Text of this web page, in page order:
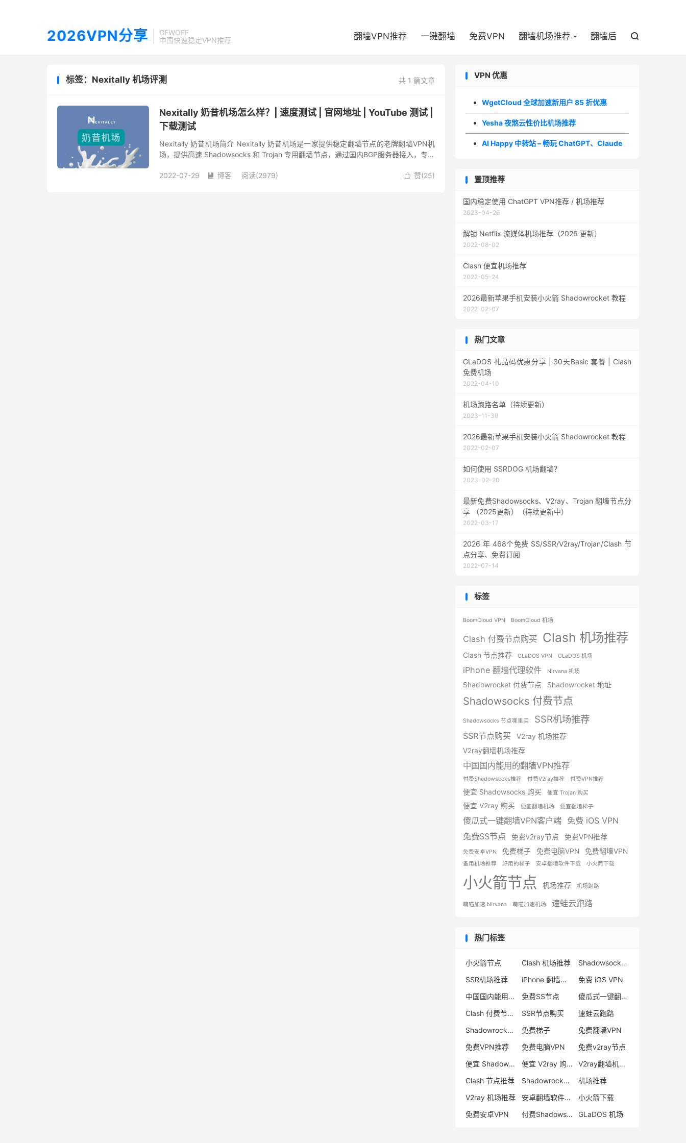
2026VPN分享
GFWOFF
中国快速稳定VPN推荐
翻墙VPN推荐 一键翻墙 免费VPN 翻墙机场推荐 翻墙后 
共 1 篇文章
标签：Nexitally 机场评测
Nexitally 奶昔机场怎么样？| 速度测试 | 官网地址 | YouTube 测试 |
下载测试
Nexitally 奶昔机场简介 Nexitally 奶昔机场是一家提供稳定翻墙节点的老牌翻墙VPN机
场，提供高速 Shadowsocks 和 Trojan 专用翻墙节点，通过国内BGP服务器接入，专线
 赞(25)
2022-07-29  博客 阅读(2979)
VPN 优惠
WgetCloud 全球加速新用户 85 折优惠
Yesha 夜煞云性价比机场推荐
AI Happy 中转站 – 畅玩 ChatGPT、Claude
置顶推荐
国内稳定使用 ChatGPT VPN推荐 / 机场推荐
2023-04-26
解锁 Netflix 流媒体机场推荐（2026 更新）
2022-08-02
Clash 便宜机场推荐
2022-05-24
2026最新苹果手机安装小火箭 Shadowrocket 教程
2022-02-07
热门文章
GLaDOS 礼品码优惠分享 | 30天Basic 套餐 | Clash
免费机场
2022-04-10
机场跑路名单（持续更新）
2023-11-30
2026最新苹果手机安装小火箭 Shadowrocket 教程
2022-02-07
如何使用 SSRDOG 机场翻墙？
2023-02-20
最新免费Shadowsocks、V2ray、Trojan 翻墙节点分
享 （2025更新）（持续更新中）
2022-03-17
2026 年 468个免费 SS/SSR/V2ray/Trojan/Clash 节
点分享、免费订阅
2022-07-14
标签
BoomCloud VPN BoomCloud 机场
Clash 付费节点购买 Clash 机场推荐
Clash 节点推荐 GLaDOS VPN GLaDOS 机场
iPhone 翻墙代理软件 Nirvana 机场
Shadowrocket 付费节点 Shadowrocket 地址
Shadowsocks 付费节点
Shadowsocks 节点哪里买 SSR机场推荐
SSR节点购买
V2ray 机场推荐
V2ray翻墙机场推荐
中国国内能用的翻墙VPN推荐
付费Shadowsocks推荐 付费V2ray推荐 付费VPN推荐
便宜 Shadowsocks 购买 便宜 Trojan 购买
便宜 V2ray 购买 便宜翻墙机场 便宜翻墙梯子
傻瓜式一键翻墙VPN客户端 免费 iOS VPN
免费SS节点
免费v2ray节点 免费VPN推荐
免费安卓VPN 免费梯子 免费电脑VPN 免费翻墙VPN
备用机场推荐 好用的梯子 安卓翻墙软件下载 小火箭下载
小火箭节点 机场推荐 机场跑路
萌喵加速 Nirvana 萌喵加速机场 速蛙云跑路
热门标签
小火箭节点 Clash 机场推荐
Shadowsocks 付费节点
SSR机场推荐
iPhone 翻墙代理软件
免费 iOS VPN
中国国内能用的翻墙VPN推荐
免费SS节点
傻瓜式一键翻墙VPN客户端
Clash 付费节点购买
SSR节点购买
速蛙云跑路
Shadowrocket 地址
免费梯子
免费翻墙VPN
免费VPN推荐
免费电脑VPN
免费v2ray节点
便宜 Shadowsocks 购买
便宜 V2ray 购买
V2ray翻墙机场推荐
Clash 节点推荐
Shadowrocket 付费节点
机场推荐
V2ray 机场推荐
安卓翻墙软件下载
小火箭下载
免费安卓VPN
付费Shadowsocks推荐 GLaDOS 机场